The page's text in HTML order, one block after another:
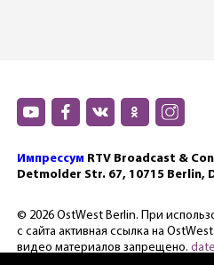
Импрессум RTV Broadcast &
Detmolder Str. 67, 10715 Berlin,
© 2026 OstWest Berlin. При
с сайта активная ссылка на
видео материалов запрещено.